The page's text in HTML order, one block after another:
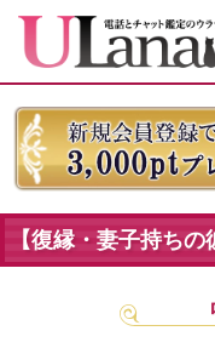
【復縁・妻子持ち